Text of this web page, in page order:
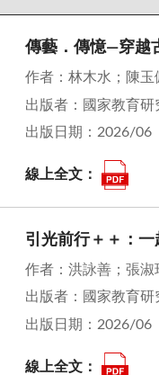
傳藝．傳憶—穿越
作者：林木水；陳
出版者：國家教育研
出版日期：2026/06
線上全文：
引光前行＋＋：
作者：洪詠善；張
出版者：國家教育研
出版日期：2026/06
線上全文：